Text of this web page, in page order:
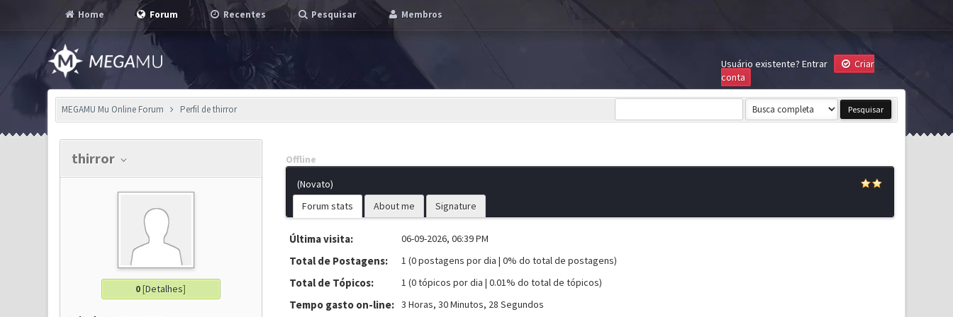
Home Forum Recentes Pesquisar Membros
Usuário existente? Entrar
Criar
conta
MEGAMU Mu Online Forum Perfil de thirror
thirror
0[Detalhes]
Offline
(Novato)
Forum stats
About me Signature
Última visita: 06-09-2026, 06:39 PM
Total de Postagens: 1 (0 postagens por dia | 0% do total de postagens)
Total de Tópicos: 1 (0 tópicos por dia | 0.01% do total de tópicos)
Tempo gasto on-line: 3 Horas, 30 Minutos, 28 Segundos